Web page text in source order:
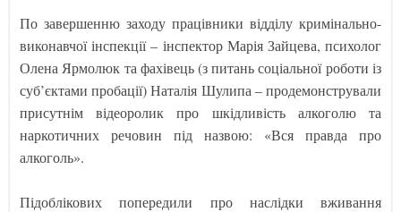
По завершенню заходу працівники відділу кримінально-
виконавчої інспекції – інспектор Марія Зайцева, психолог
Олена Ярмолюк та фахівець (з питань соціальної роботи із
суб’єктами пробації) Наталія Шулипа – продемонстрували
присутнім відеоролик про шкідливість алкоголю та
наркотичних речовин під назвою: «Вся правда про
алкоголь».
Підоблікових попередили про наслідки вживання